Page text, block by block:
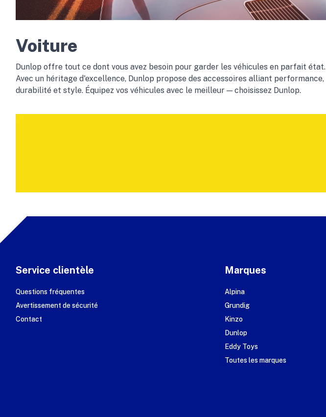
Voiture
Dunlop offre tout ce dont vous avez besoin pour garder les véhicules en parfait état.
Avec un héritage d'excellence, Dunlop propose des accessoires alliant performance,
durabilité et style. Équipez vos véhicules avec le meilleur — choisissez Dunlop.
Service clientèle
Questions fréquentes
Avertissement de sécurité
Contact
Marques
Alpina
Grundig
Kinzo
Dunlop
Eddy Toys
Toutes les marques